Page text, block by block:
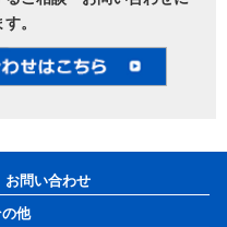
。
お問い合わせ
の他